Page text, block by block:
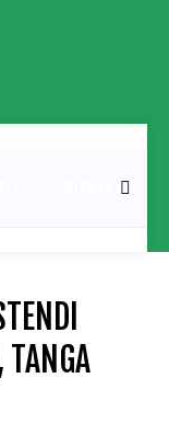
MICHEZO
TANGA